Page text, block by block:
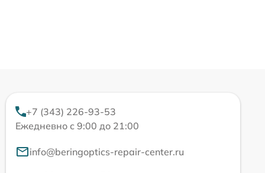
+7 (343) 226-93-53
Ежедневно с 9:00 до 21:00
info@beringoptics-repair-center.ru